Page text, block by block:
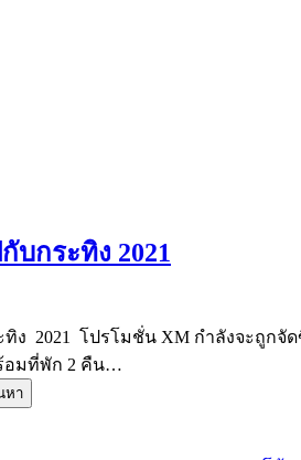
กระทิง 2021
2021 โปรโมชั่น XM กำลังจะถูกจัด
อมที่พัก 2 คืน…